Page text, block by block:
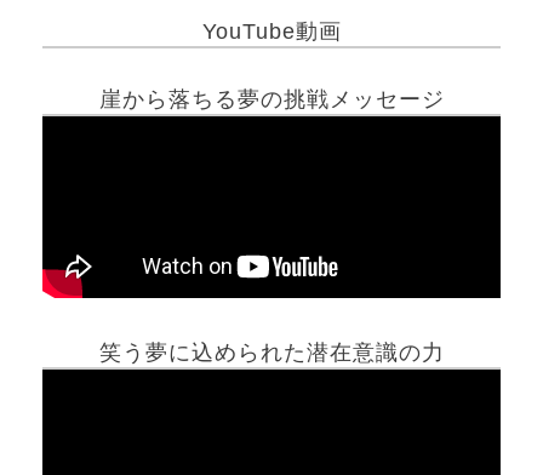
YouTube動画
崖から落ちる夢の挑戦メッセージ
笑う夢に込められた潜在意識の力